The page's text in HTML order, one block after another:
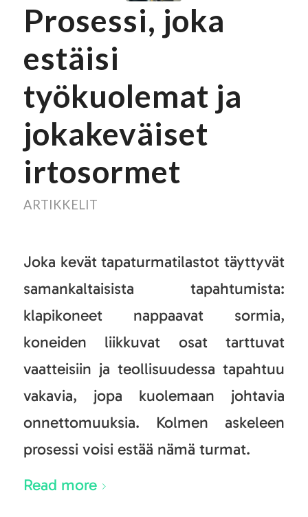
Prosessi, joka
estäisi
työkuolemat ja
jokakeväiset
irtosormet
ARTIKKELIT
Joka kevät tapaturmatilastot täyttyvät
samankaltaisista tapahtumista:
klapikoneet nappaavat sormia,
koneiden liikkuvat osat tarttuvat
vaatteisiin ja teollisuudessa tapahtuu
vakavia, jopa kuolemaan johtavia
onnettomuuksia. Kolmen askeleen
prosessi voisi estää nämä turmat.
Read more